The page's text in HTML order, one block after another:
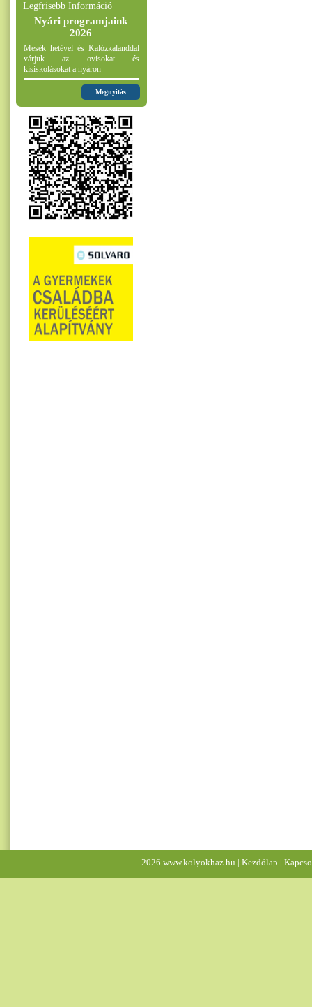
Legfrisebb Információ
Nyári programjaink
2026
Mesék hetével és Kalózkalanddal
várjuk az ovisokat és
kisiskolásokat a nyáron
Megnyitás
2026 www.kolyokhaz.hu | Kezdőlap |